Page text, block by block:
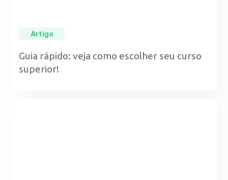
Artigo
Guia rápido: veja como escolher seu curso
superior!